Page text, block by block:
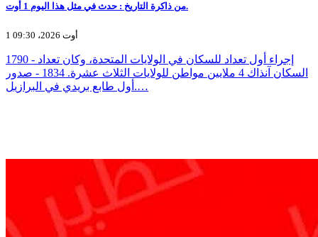
من ذاكرة التاريخ : حدث في مثل هذا اليوم 1 أوت.
1 أوت 2026، 09:30
1790 - إجراء أول تعداد للسكان في الولايات المتحدة، وكان تعداد
السكان آنذاك 4 ملايين مواطن للولايات الثلاث عشرة. 1834 - صدور
أول طابع بريدي في البرازيل.…